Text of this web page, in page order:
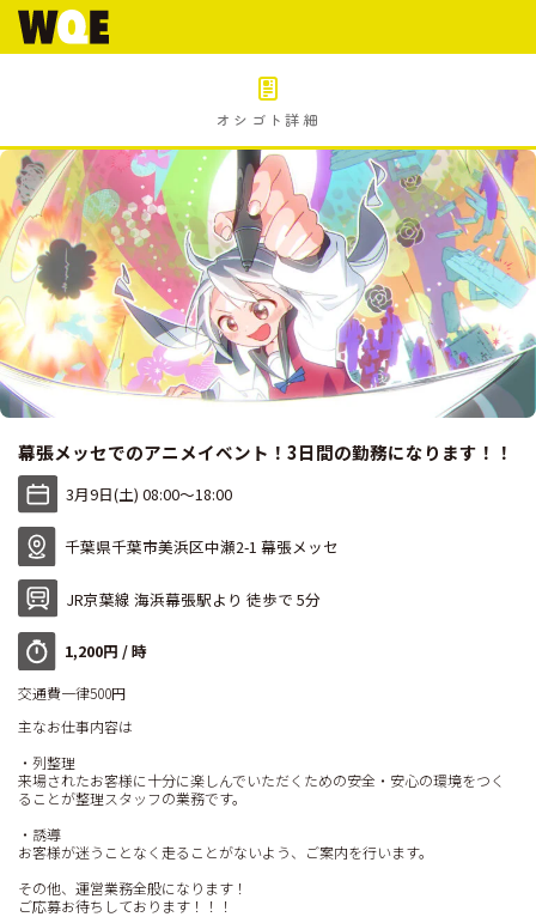
オシゴト詳細
幕張メッセでのアニメイベント！3日間の勤務になります！！
3月9日(土) 08:00〜18:00
千葉県千葉市美浜区中瀬2-1 幕張メッセ
JR京葉線 海浜幕張駅より 徒歩で 5分
1,200円 / 時
交通費一律500円
主なお仕事内容は
・列整理
来場されたお客様に十分に楽しんでいただくための安全・安心の環境をつく
ることが整理スタッフの業務です。
・誘導
お客様が迷うことなく走ることがないよう、ご案内を行います。
その他、運営業務全般になります！
ご応募お待ちしております！！！